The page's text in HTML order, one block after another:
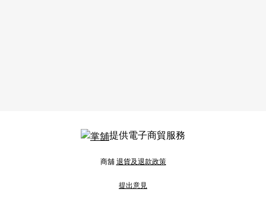
提供電子商貿服務
商舖退貨及退款政策
提出意見